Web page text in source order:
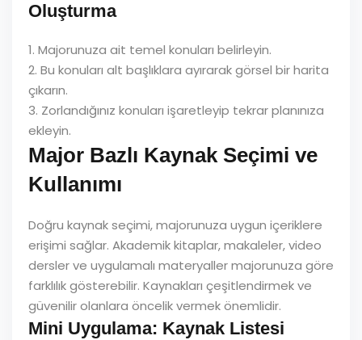
Oluşturma
1. Majorunuza ait temel konuları belirleyin.
2. Bu konuları alt başlıklara ayırarak görsel bir harita
çıkarın.
3. Zorlandığınız konuları işaretleyip tekrar planınıza
ekleyin.
Major Bazlı Kaynak Seçimi ve
Kullanımı
Doğru kaynak seçimi, majorunuza uygun içeriklere
erişimi sağlar. Akademik kitaplar, makaleler, video
dersler ve uygulamalı materyaller majorunuza göre
farklılık gösterebilir. Kaynakları çeşitlendirmek ve
güvenilir olanlara öncelik vermek önemlidir.
Mini Uygulama: Kaynak Listesi